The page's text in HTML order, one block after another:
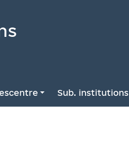
Sub. institutions